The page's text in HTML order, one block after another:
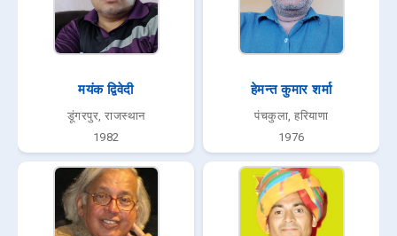
मयंक द्विवेदी
डूंगरपुर, राजस्थान
1982
हेमन्त कुमार शर्मा
पंचकुला, हरियाणा
1976